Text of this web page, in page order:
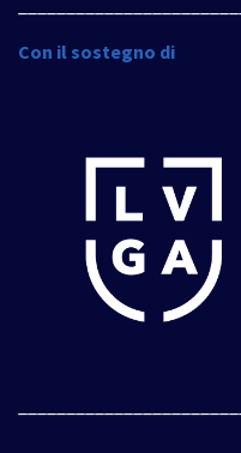
Con il sostegno di